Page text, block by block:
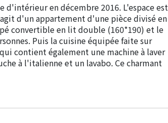
en décembre 2016. L'espace est
d'un appartement d'une pièce divisé en
convertible en lit double (160*190) et le
Puis la cuisine équipée faite sur
contient également une machine à laver
à l'italienne et un lavabo. Ce charmant